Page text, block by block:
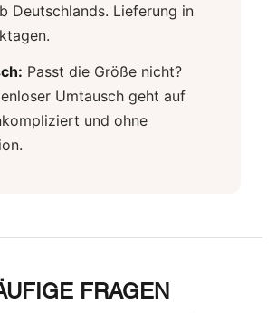
Deutschlands. Lieferung in
Passt die Größe nicht?
Umtausch geht auf
und ohne
FRAGEN